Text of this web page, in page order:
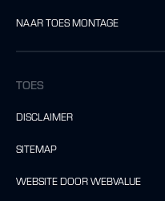
NAAR TOES MONTAGE
TOES
DISCLAIMER
SITEMAP
WEBSITE DOOR WEBVALUE